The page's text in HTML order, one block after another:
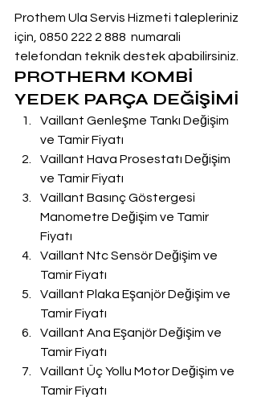
Prothem Ula Servis Hizmeti talepleriniz
için, 0850 222 2 888  numarali
telefondan teknik destek aþabilirsiniz.
PROTHERM KOMBİ
YEDEK PARÇA DEĞİŞİMİ
Vaillant Genleşme Tankı Değişim
ve Tamir Fiyatı
Vaillant Hava Prosestatı Değişim
ve Tamir Fiyatı
Vaillant Basınç Göstergesi
Manometre Değişim ve Tamir
Fiyatı
Vaillant Ntc Sensör Değişim ve
Tamir Fiyatı
Vaillant Plaka Eşanjör Değişim ve
Tamir Fiyatı
Vaillant Ana Eşanjör Değişim ve
Tamir Fiyatı
Vaillant Üç Yollu Motor Değişim ve
Tamir Fiyatı